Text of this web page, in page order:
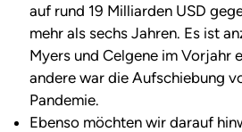
auf rund 19 Milliarden USD
mehr als sechs Jahren. Es ist
Myers und Celgene im Vorjahr
andere war die Aufschiebung
Pandemie.
Ebenso möchten wir darauf